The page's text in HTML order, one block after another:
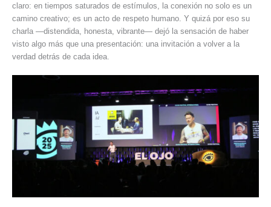
claro: en tiempos saturados de estímulos, la conexión no solo es un
camino creativo; es un acto de respeto humano. Y quizá por eso su
charla —distendida, honesta, vibrante— dejó la sensación de haber
visto algo más que una presentación: una invitación a volver a la
verdad detrás de cada idea.